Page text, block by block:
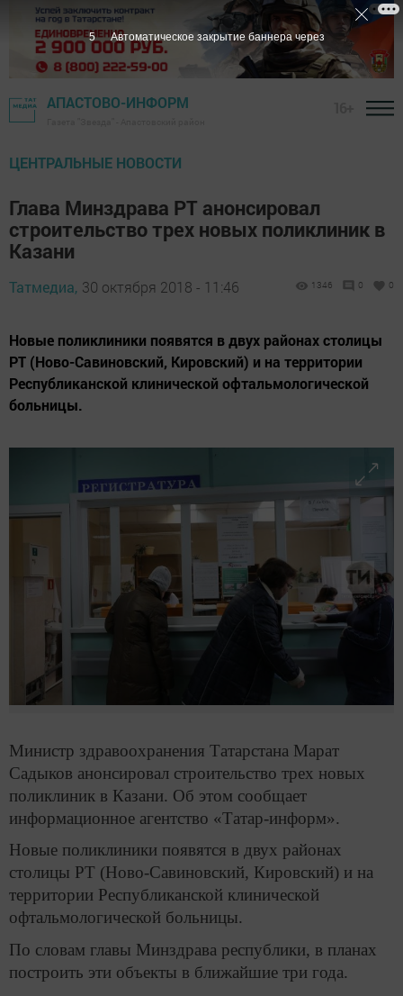
АПАСТОВО-ИНФОРМ
ЦЕНТРАЛЬНЫЕ НОВОСТИ
Глава Минздрава РТ анонсировал
строительство трех новых поликлиник в
Казани
Татмедиа, 30 октября 2018 - 11:46 1346 0 0
Новые поликлиники появятся в двух районах столицы
РТ (Ново-Савиновский, Кировский) и на территории
Республиканской клинической офтальмологической
больницы.
Министр здравоохранения Татарстана Марат
Садыков анонсировал строительство трех новых
поликлиник в Казани. Об этом сообщает
информационное агентство «Татар-информ».
Новые поликлиники появятся в двух районах
столицы РТ (Ново-Савиновский, Кировский) и на
территории Республиканской клинической
офтальмологической больницы.
По словам главы Минздрава республики, в планах
построить эти объекты в ближайшие три года.
4 Автоматическое закрытие баннера через